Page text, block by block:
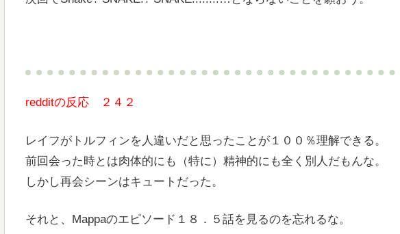
redditの反応 ２４２
レイフがトルフィンを人違いだと思ったことが１００％理解できる。
前回会った時とは肉体的にも（特に）精神的にも全く別人だもんな。
しかし再会シーンはキュートだった。
それと、Mappaのエピソード１８．５話を見るのを忘れるな。